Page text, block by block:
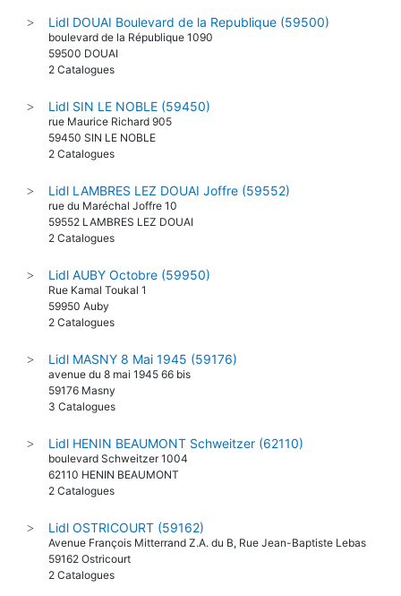
> Lidl DOUAI Boulevard de la Republique (59500)
boulevard de la République 1090
59500 DOUAI
2 Catalogues
> Lidl SIN LE NOBLE (59450)
rue Maurice Richard 905
59450 SIN LE NOBLE
2 Catalogues
> Lidl LAMBRES LEZ DOUAI Joffre (59552)
rue du Maréchal Joffre 10
59552 LAMBRES LEZ DOUAI
2 Catalogues
> Lidl AUBY Octobre (59950)
Rue Kamal Toukal 1
59950 Auby
2 Catalogues
> Lidl MASNY 8 Mai 1945 (59176)
avenue du 8 mai 1945 66 bis
59176 Masny
3 Catalogues
> Lidl HENIN BEAUMONT Schweitzer (62110)
boulevard Schweitzer 1004
62110 HENIN BEAUMONT
2 Catalogues
> Lidl OSTRICOURT (59162)
Avenue François Mitterrand Z.A. du B, Rue Jean-Baptiste Lebas
59162 Ostricourt
2 Catalogues